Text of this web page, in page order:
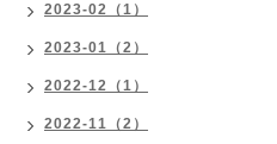
2023-02（1）
2023-01（2）
2022-12（1）
2022-11（2）